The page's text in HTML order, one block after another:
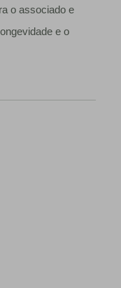
o associado e
e o